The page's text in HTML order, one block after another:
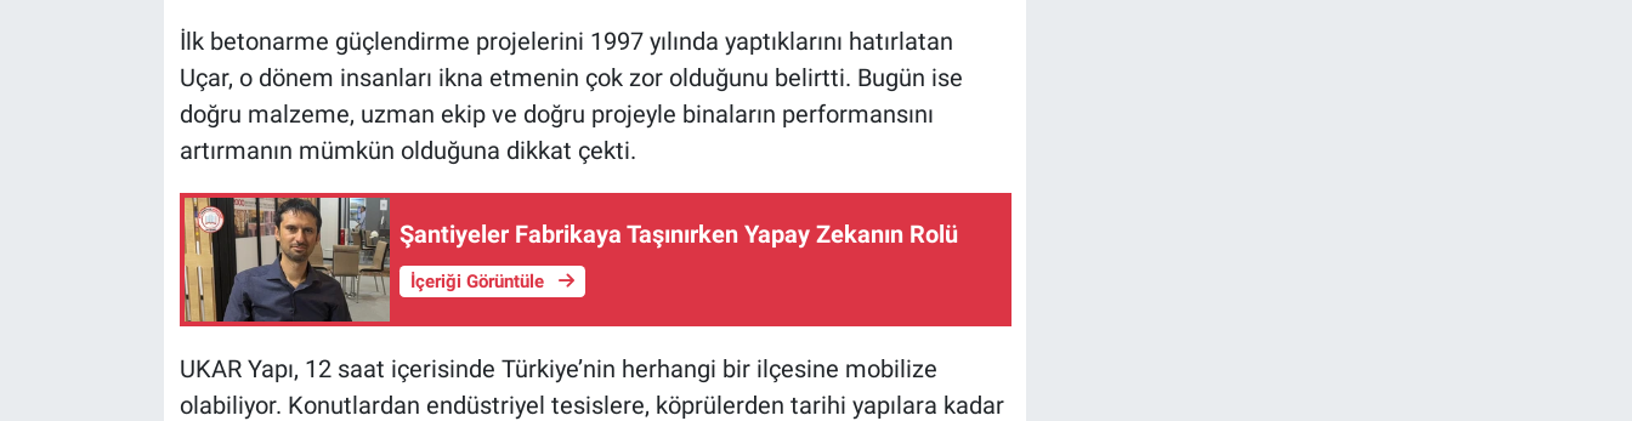
İlk betonarme güçlendirme projelerini 1997 yılında yaptıklarını hatırlatan
Uçar, o dönem insanları ikna etmenin çok zor olduğunu belirtti. Bugün ise
doğru malzeme, uzman ekip ve doğru projeyle binaların performansını
artırmanın mümkün olduğuna dikkat çekti.
Şantiyeler Fabrikaya Taşınırken Yapay Zekanın Rolü
İçeriği Görüntüle
UKAR Yapı, 12 saat içerisinde Türkiye’nin herhangi bir ilçesine mobilize
olabiliyor. Konutlardan endüstriyel tesislere, köprülerden tarihi yapılara kadar